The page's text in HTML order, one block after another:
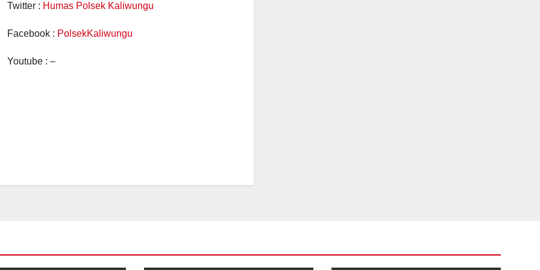
Twitter : Humas Polsek Kaliwungu
Facebook : PolsekKaliwungu
Youtube : –